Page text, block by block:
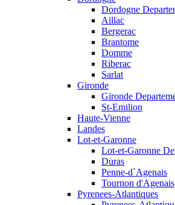
Dordogne
Aillac
Bergerac
Brantome
Domme
Riberac
Sarlat
Gironde
Gironde
St-Emilion
Haute-Vienne
Landes
Lot-et-Garonne
Lot-et-Garonne
Duras
Penne-d`Agenais
Tournon d'Agenais
Pyrenees-Atlantiques